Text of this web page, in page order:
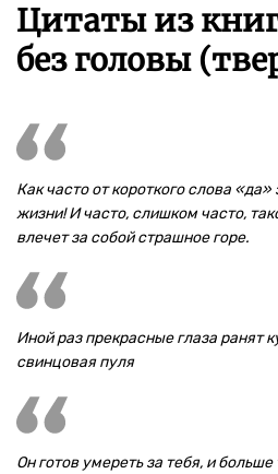
Цитаты из
без головы
Как часто от короткого слова
жизни! И часто, слишком часто,
влечет за собой страшное горе.
Иной раз прекрасные глаза ранят
свинцовая пуля
Он готов умереть за тебя, и